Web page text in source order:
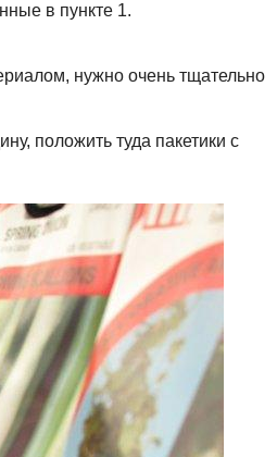
в пункте 1.
нужно очень тщательно
положить туда пакетики с